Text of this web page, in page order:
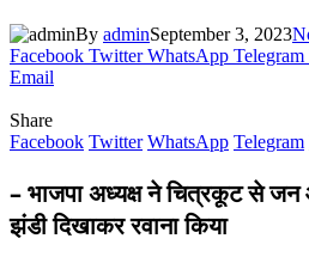
By adminSeptember 3, 2023
Facebook Twitter WhatsApp Telegram
Email
Share
Facebook Twitter WhatsApp Telegram
– भाजपा अध्यक्ष ने चित्रकूट से जन
झंडी दिखाकर रवाना किया